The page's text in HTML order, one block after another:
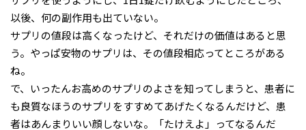
以後、何の副作用も出ていない。
サプリの値段は高くなったけど、それだけの価値はあると思
う。やっぱ安物のサプリは、その値段相応ってところがある
ね。
で、いったんお高めのサプリのよさを知ってしまうと、患者に
も良質なほうのサプリをすすめてあげたくなるんだけど、患
者はあんまりいい顔しないな。「たけえよ」ってなるんだ